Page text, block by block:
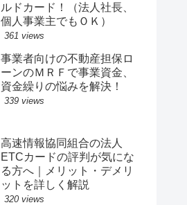
ルドカード！（法人社長、
個人事業主でもＯＫ）
361 views
事業者向けの不動産担保ロ
ーンのＭＲＦで事業資金、
資金繰りの悩みを解決！
339 views
高速情報協同組合の法人
ETCカードの評判が気にな
る方へ｜メリット・デメリ
ットを詳しく解説
320 views